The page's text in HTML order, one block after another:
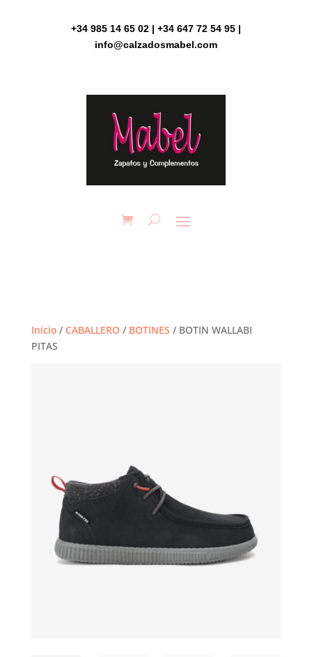
+34 985 14 65 02 | +34 647 72 54 95 |
info@calzadosmabel.com
Inicio/ CABALLERO / BOTINES / BOTIN WALLABI
PITAS